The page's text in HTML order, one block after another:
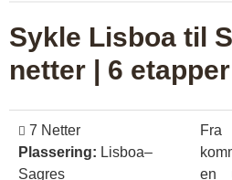
Sykle Lisboa til
netter | 6 etapper
7 Netter
Plassering: Lisboa–
Sagres
en